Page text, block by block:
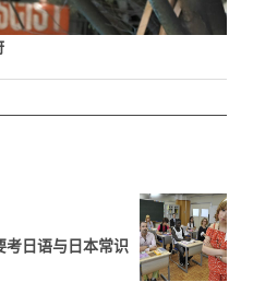
日语与日本常识